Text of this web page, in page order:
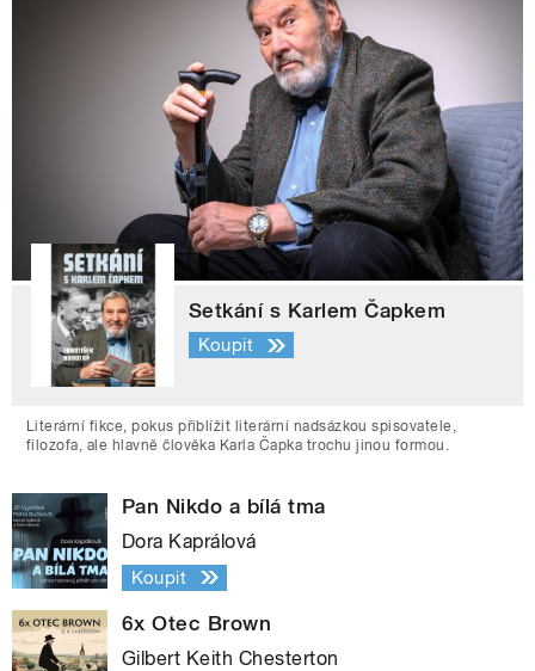
Setkání s Karlem Čapkem
Koupit
Literární fikce, pokus přiblížit literární nadsázkou spisovatele,
filozofa, ale hlavně člověka Karla Čapka trochu jinou formou.
Pan Nikdo a bílá tma
Dora Kaprálová
Koupit
6x Otec Brown
Gilbert Keith Chesterton